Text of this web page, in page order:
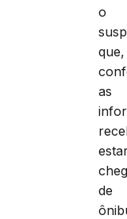
o
que,
as
de